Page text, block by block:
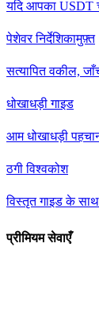
यदि आपका USDT
पेशेवर निर्देशिकामुफ़्त
सत्यापित वकील,
धोखाधड़ी गाइड
आम धोखाधड़ी
ठगी विश्वकोश
विस्तृत गाइड के
प्रीमियम सेवाएँ